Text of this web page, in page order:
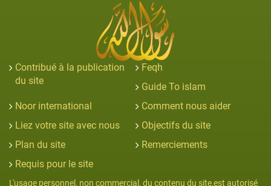
Contribué à la publication
du site
Feqh
Guide To islam
Noor international
Comment nous aider
Liez votre site avec nous
Objectifs du site
Plan du site
Remerciements
Requis pour le site
L'usage personnel, non commercial, du contenu du site,est autorisé